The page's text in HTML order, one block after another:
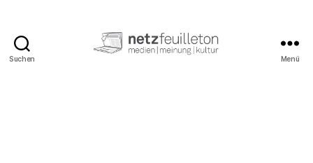
Suchen Menü